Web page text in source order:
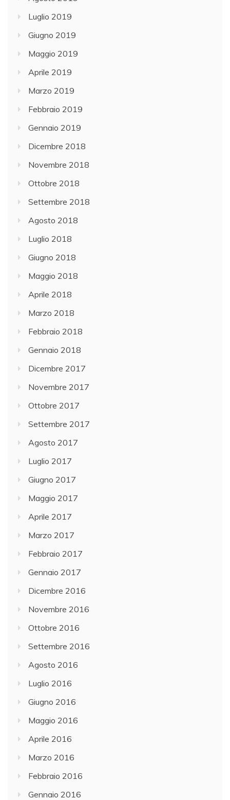
Luglio 2019
Giugno 2019
Maggio 2019
Aprile 2019
Marzo 2019
Febbraio 2019
Gennaio 2019
Dicembre 2018
Novembre 2018
Ottobre 2018
Settembre 2018
Agosto 2018
Luglio 2018
Giugno 2018
Maggio 2018
Aprile 2018
Marzo 2018
Febbraio 2018
Gennaio 2018
Dicembre 2017
Novembre 2017
Ottobre 2017
Settembre 2017
Agosto 2017
Luglio 2017
Giugno 2017
Maggio 2017
Aprile 2017
Marzo 2017
Febbraio 2017
Gennaio 2017
Dicembre 2016
Novembre 2016
Ottobre 2016
Settembre 2016
Agosto 2016
Luglio 2016
Giugno 2016
Maggio 2016
Aprile 2016
Marzo 2016
Febbraio 2016
Gennaio 2016